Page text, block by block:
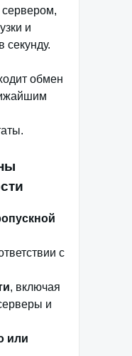
и
секунду.
обмен
с
, включая
и
или